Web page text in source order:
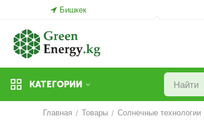
Бишкек
КАТЕГОРИИ
Главная / Товары / Солнечные технологии